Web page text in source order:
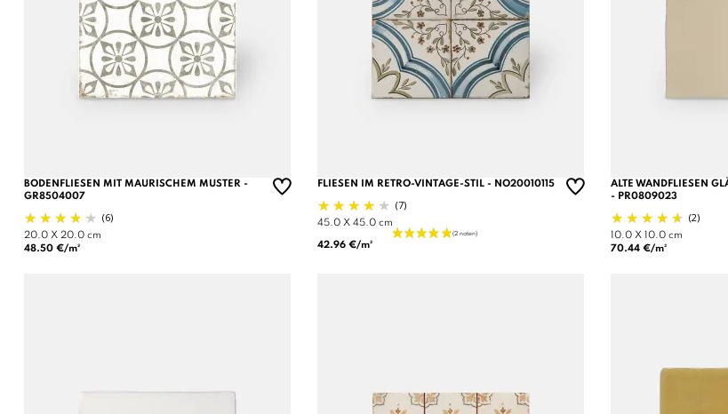
BODENFLIESEN MIT MAURISCHEM MUSTER -
GR8504007
(6)
20.0 X 20.0 cm
48.50 €/m²
FLIESEN IM RETRO-VINTAGE-STIL - NO20010115
(7)
45.0 X 45.0 cm
42.96 €/m²
ALTE WANDFLIESEN
- PR0809023
(2)
10.0 X 10.0 cm
70.44 €/m²